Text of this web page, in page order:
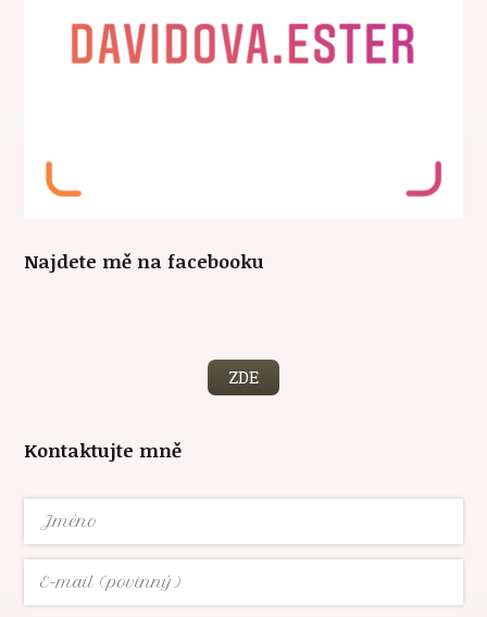
Najdete mě na facebooku
ZDE
Kontaktujte mně